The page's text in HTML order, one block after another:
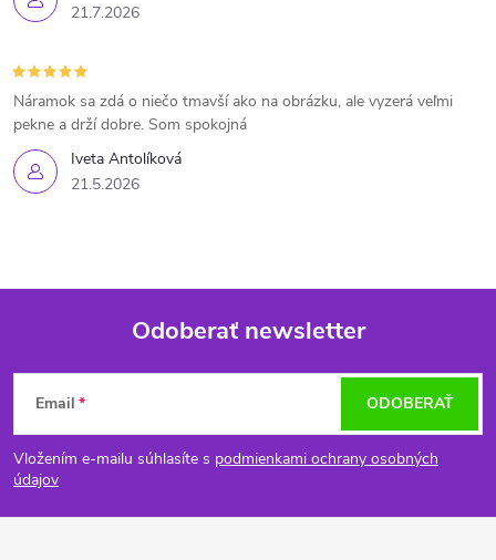
21.7.2026
Iveta Antolíková
21.5.2026
Náramok sa zdá o niečo tmavší ako na obrázku, ale vyzerá veľmi
pekne a drží dobre. Som spokojná
Z
á
p
Odoberať newsletter
Email
Vložením e-mailu súhlasíte s podmienkami ochrany osobných
údajov
ODOBERAŤ